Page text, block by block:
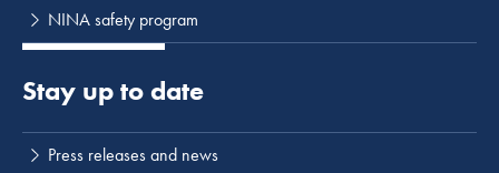
NINA safety program
Stay up to date
Press releases and news